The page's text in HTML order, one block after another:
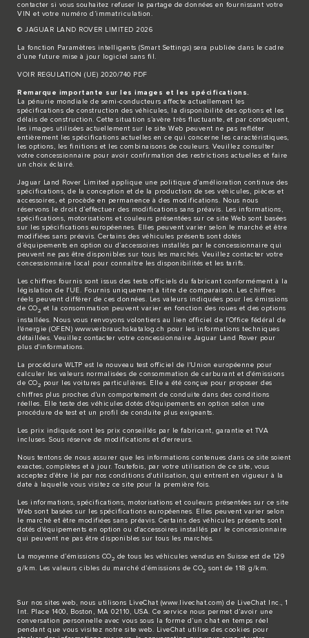
contacter si vous souhaitez refuser le partage de données en fournissant votre
VIN et votre numéro d’immatriculation.
© JAGUAR LAND ROVER LIMITED 2026
La fonction Paramètres intelligents (Smart Settings) sera publiée dans le cadre
d’une future mise à jour logiciel sans fil.
VOIR REGULATION (UE) 2020/740 PDF
Remarque importante sur les images et les spécifications.
La pénurie mondiale de semi-conducteurs affecte actuellement les
spécifications de construction des véhicules, la disponibilité des options et les
délais de construction. Cette situation s’avère très fluctuante, et par conséquent,
les images utilisées actuellement sur le site Web peuvent ne pas refléter
entièrement les spécifications actuelles en ce qui concerne les caractéristiques,
les options, les finitions et les combinaisons de couleurs. Veuillez consulter
votre concessionnaire pour avoir confirmation des restrictions actuelles et faire
un choix éclairé.
Jaguar Land Rover Limited applique une politique d’amélioration continue des
spécifications, de la conception et de la production de ses véhicules, pièces et
accessoires, et procède en permanence à des modifications. Nous nous
réservons le droit d’effectuer des modifications sans préavis. Les informations,
spécifications, motorisations et couleurs présentées sur ce site Web sont basées
sur les spécifications européennes. Elles peuvent varier selon le marché et être
modifiées sans préavis. Certains des véhicules présents sont dotés
d’équipements en option ou d’accessoires installés par le concessionnaire qui
peuvent ne pas être disponibles sur tous les marchés. Veuillez contacter votre
concessionnaire local pour connaître les disponibilités et les tarifs.
Les chiffres fournis sont issus des tests officiels du fabricant conformément à la
législation de l'UE. Fournis uniquement à titre de comparaison. Les chiffres
réels peuvent différer de ces données. Les valeurs indiquées pour les émissions
de CO2 et la consommation peuvent varier en fonction des roues et des options
installées. Nous vous renvoyons volontiers au lien officiel de l'Office fédéral de
l'énergie (OFEN) www.verbrauchskatalog.ch pour les informations techniques
détaillées. Veuillez contacter votre concessionnaire Jaguar Land Rover pour
plus d'informations.
La procédure WLTP est le nouveau test officiel de l'Union européenne pour
calculer les valeurs normalisées de consommation de carburant et d'émissions
de CO2
pour les voitures particulières. Elle a été conçue pour proposer des
chiffres plus proches d'un comportement de conduite dans des conditions
réelles. Elle teste des véhicules dotés d'équipements en option selon une
procédure de test et un profil de conduite plus exigeants.
Les prix indiqués sont les prix conseillés par le fabricant, garantie et TVA
incluses. Sous réserve de modifications et d'erreurs.
Nous tentons de nous assurer que les informations contenues dans ce site soient
exactes, complètes et à jour. Toutefois, par votre utilisation de ce site, vous
acceptez d'être lié par nos conditions d'utilisation, qui entrent en vigueur à la
date à laquelle vous visitez ce site pour la première fois.
Les informations, spécifications, motorisations et couleurs présentées sur ce site
Web sont basées sur les spécifications européennes. Elles peuvent varier selon
le marché et être modifiées sans préavis. Certains des véhicules présents sont
dotés d'équipements en option ou d'accessoires installés par le concessionnaire
qui peuvent ne pas être disponibles sur tous les marchés.
La moyenne d’émissions CO2 de tous les véhicules vendus en Suisse est de 129
g/km. Les valeurs cibles du marché d’émissions de CO2 sont de 118 g/km.
Sur nos sites web, nous utilisons LiveChat (www.livechat.com) de LiveChat Inc., 1
Int. Place 1400, Boston, MA 02110, USA. Ce service nous permet d’avoir une
conversation personnelle avec vous sous la forme d’un chat en temps réel
pendant que vous visitez notre site web. LiveChat utilise des cookies pour